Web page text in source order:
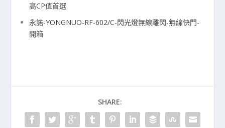
高CP值首選
永諾-YONGNUO-RF-602/C-閃光燈無線離閃-無線快門-
開箱
SHARE: